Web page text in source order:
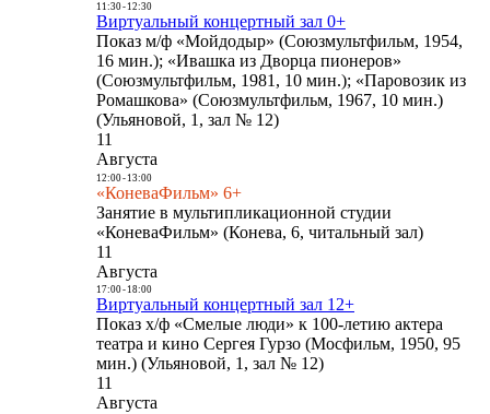
11:30- 12:30
Виртуальный концертный зал 0+
Показ м/ф «Мойдодыр» (Союзмультфильм, 1954,
16 мин.); «Ивашка из Дворца пионеров»
(Союзмультфильм, 1981, 10 мин.); «Паровозик из
Ромашкова» (Союзмультфильм, 1967, 10 мин.)
(Ульяновой, 1, зал № 12)
11
Августа
12:00- 13:00
«КоневаФильм» 6+
Занятие в мультипликационной студии
«КоневаФильм» (Конева, 6, читальный зал)
11
Августа
17:00- 18:00
Виртуальный концертный зал 12+
Показ х/ф «Смелые люди» к 100-летию актера
театра и кино Сергея Гурзо (Мосфильм, 1950, 95
мин.) (Ульяновой, 1, зал № 12)
11
Августа